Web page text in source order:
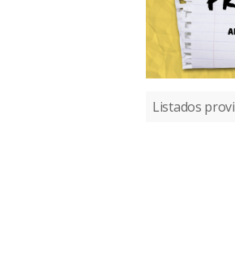
Listados